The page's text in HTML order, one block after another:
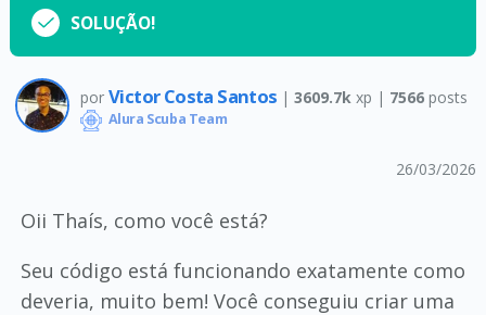
SOLUÇÃO!
por Victor Costa Santos | 3609.7k xp | 7566posts
Alura Scuba Team
26/03/2026
Oii Thaís, como você está?
Seu código está funcionando exatamente como
deveria, muito bem! Você conseguiu criar uma